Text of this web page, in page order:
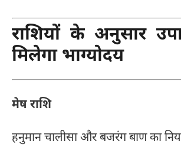
राशियों के अनुसार
मिलेगा भाग्योदय
मेष राशि
हनुमान चालीसा और बजरंग बाण का